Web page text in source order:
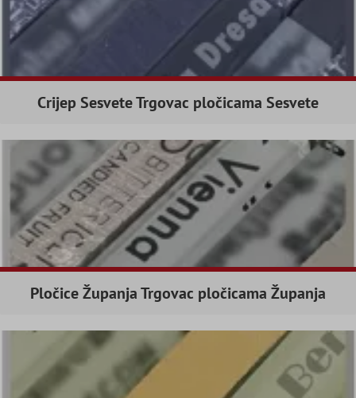
Crijep Sesvete Trgovac pločicama Sesvete
Pločice Županja Trgovac pločicama Županja